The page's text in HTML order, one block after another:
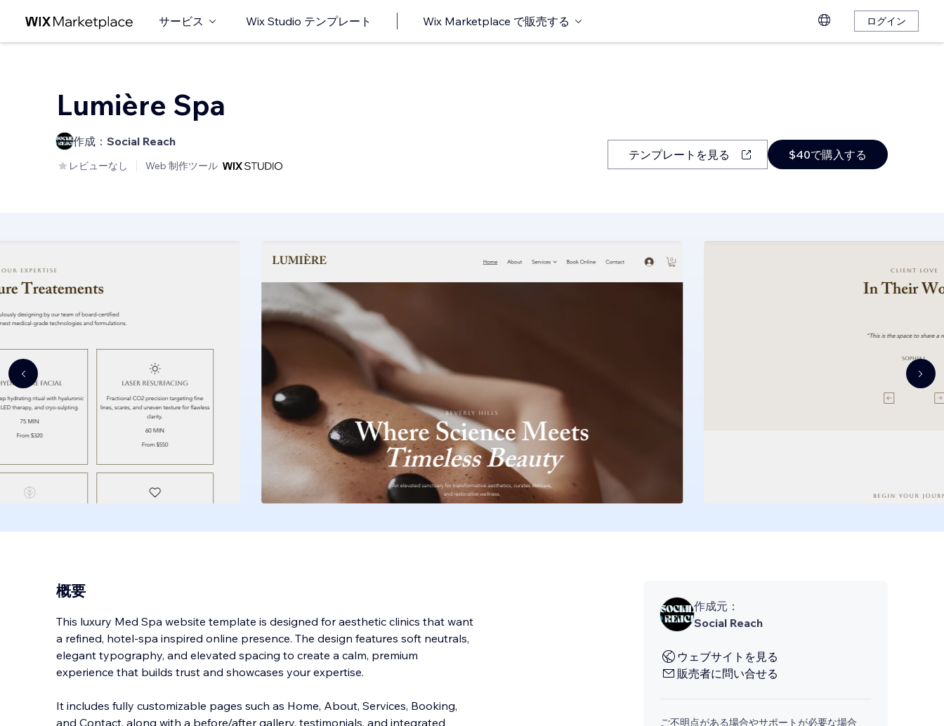
サービス Wix Studio テンプレート Wix Marketplace で販売する ログイン
Lumière Spa
作成： Social Reach
レビューなし Web 制作ツール
テンプレートを見る $40で購入する
概要
This luxury Med Spa website template is designed for aesthetic clinics that want
a refined, hotel‑spa inspired online presence. The design features soft neutrals,
elegant typography, and elevated spacing to create a calm, premium
experience that builds trust and showcases your expertise.
It includes fully customizable pages such as Home, About, Services, Booking,
and Contact, along with a before/after gallery, testimonials, and integrated
作成元：
Social Reach
ウェブサイトを見る
販売者に問い合せる
ご不明点がある場合やサポートが必要な場合